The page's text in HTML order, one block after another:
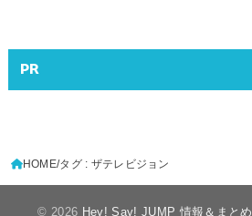
PR
HOME タグ : ザテレビジョン
© 2026 Hey! Say! JUMP 情報＆まとめ